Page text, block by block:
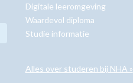
Digitale leeromgeving
Waardevol diploma
Studie informatie
Alles over studeren bij NHA »